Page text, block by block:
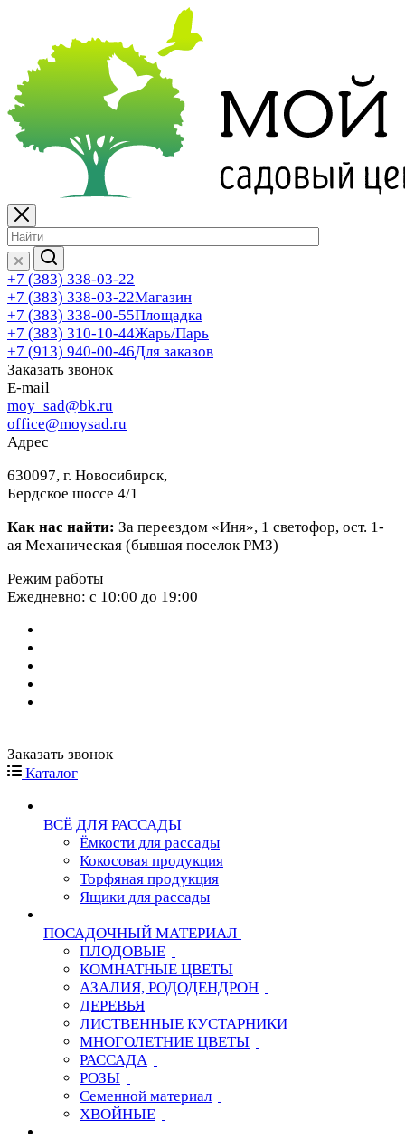
+7 (383) 338-03-22
+7 (383) 338-03-22Магазин
+7 (383) 338-00-55Площадка
+7 (383) 310-10-44Жарь/Парь
+7 (913) 940-00-46Для заказов
Заказать звонок
E-mail
moy_sad@bk.ru
office@moysad.ru
Адрес
630097, г. Новосибирск,
Бердское шоссе 4/1
Как нас найти: За переездом «Иня», 1 светофор, ост. 1-
ая Механическая (бывшая поселок РМЗ)
Режим работы
Ежедневно: с 10:00 до 19:00
Заказать звонок
Каталог
ВСЁ ДЛЯ РАССАДЫ
Ёмкости для рассады
Кокосовая продукция
Торфяная продукция
Ящики для рассады
ПОСАДОЧНЫЙ МАТЕРИАЛ
ПЛОДОВЫЕ
КОМНАТНЫЕ ЦВЕТЫ
АЗАЛИЯ, РОДОДЕНДРОН
ДЕРЕВЬЯ
ЛИСТВЕННЫЕ КУСТАРНИКИ
МНОГОЛЕТНИЕ ЦВЕТЫ
РАССАДА
РОЗЫ
Семенной материал
ХВОЙНЫЕ